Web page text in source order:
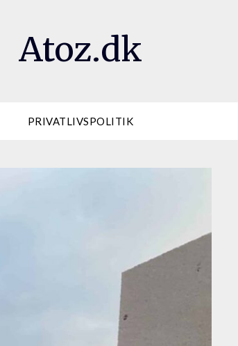
Atoz.dk
PRIVATLIVSPOLITIK